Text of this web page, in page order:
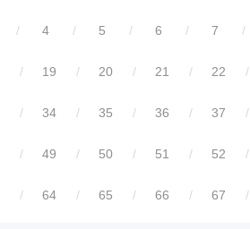
/ 4 / 5 / 6 / 7 /
/ 19 / 20 / 21 / 22 /
/ 34 / 35 / 36 / 37 /
/ 49 / 50 / 51 / 52 /
/ 64 / 65 / 66 / 67 /